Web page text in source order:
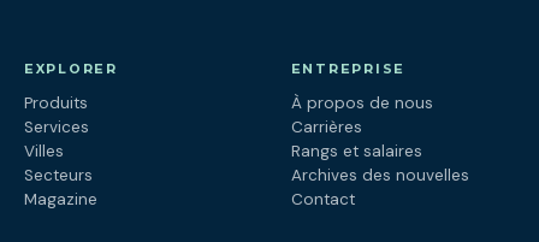
EXPLORER
Produits
Services
Villes
Secteurs
Magazine
ENTREPRISE
À propos de nous
Carrières
Rangs et salaires
Archives des nouvelles
Contact